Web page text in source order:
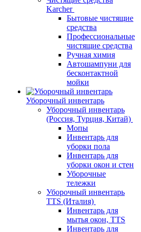
Karcher
Бытовые чистящие
средства
Профессиональные
чистящие средства
Ручная химия
Автошампуни для
бесконтактной
мойки
Уборочный инвентарь
Уборочный инвентарь
(Россия, Турция, Китай)
Мопы
Инвентарь для
уборки пола
Инвентарь для
уборки окон и стен
Уборочные
тележки
Уборочный инвентарь
TTS (Италия)
Инвентарь для
мытья окон, TTS
Инвентарь для